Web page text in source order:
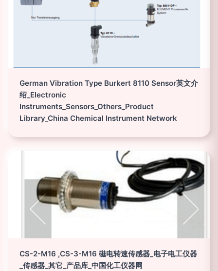
German Vibration Type Burkert 8110 Sensor英文介
绍_Electronic
Instruments_Sensors_Others_Product
Library_China Chemical Instrument Network
CS-2-M16 ,CS-3-M16 磁电转速传感器_电子电工仪器
_传感器_其它_产品库_中国化工仪器网